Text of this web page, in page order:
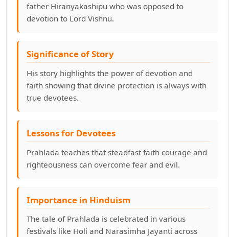
father Hiranyakashipu who was opposed to
devotion to Lord Vishnu.
Significance of Story
His story highlights the power of devotion and
faith showing that divine protection is always with
true devotees.
Lessons for Devotees
Prahlada teaches that steadfast faith courage and
righteousness can overcome fear and evil.
Importance in Hinduism
The tale of Prahlada is celebrated in various
festivals like Holi and Narasimha Jayanti across